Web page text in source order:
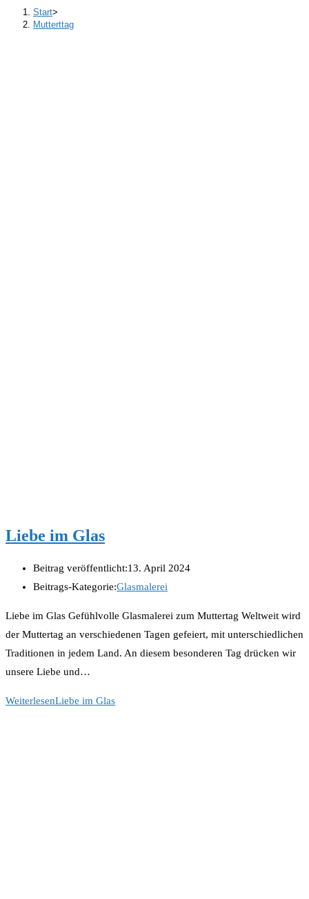
Start>
Mutterttag
Liebe im Glas
Beitrag veröffentlicht:13. April 2024
Beitrags-Kategorie:Glasmalerei
Liebe im Glas Gefühlvolle Glasmalerei zum Muttertag Weltweit wird
der Muttertag an verschiedenen Tagen gefeiert, mit unterschiedlichen
Traditionen in jedem Land. An diesem besonderen Tag drücken wir
unsere Liebe und…
WeiterlesenLiebe im Glas